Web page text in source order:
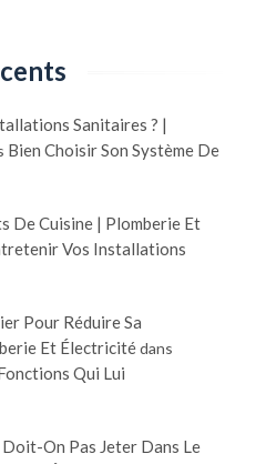
Sanitaires ? |
Bien Choisir Son Système De
De Cuisine | Plomberie Et
Vos Installations
Pour Réduire Sa
Et Électricitédans
Qui Lui
On Pas Jeter Dans Le